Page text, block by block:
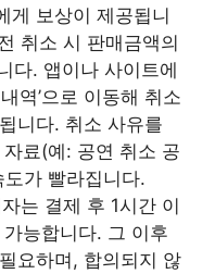
게 보상이 제공됩니
취소 시 판매금액의
다. 앱이나 사이트에
역’으로 이동해 취소
니다. 취소 사유를
료(예: 공연 취소 공
가 빨라집니다.
는 결제 후 1시간 이
능합니다. 그 이후
요하며, 합의되지 않